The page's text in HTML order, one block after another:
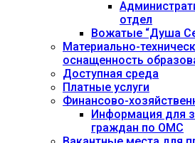
отдел
Вожатые “Душа
Материально-
оснащенность
Доступная среда
Платные услуги
Финансово-
Информация для
граждан по ОМС